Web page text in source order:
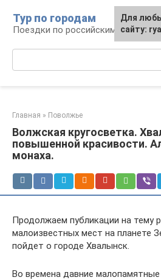
контенту
Тур по городам
Поездки по российским городам
Главная » Поволжье
Волжская кругосветка.
повышенной красивости.
монаха.
Продолжаем публикации на тему
малоизвестных мест на планете
пойдет о городе Хвалынск.
Во времена давние малопамятные
Для
сайту: